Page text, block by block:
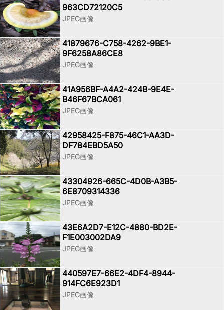
963CD72120C5
JPEG画像
41879676-C758-4262-9BE1-
9F6258A86CE8
JPEG画像
41A956BF-A4A2-424B-9E4E-
B46F67BCA061
JPEG画像
42958425-F875-46C1-AA3D-
DF784EBD5A50
JPEG画像
43304926-665C-4D0B-A3B5-
6E8709314336
JPEG画像
43E6A2D7-E12C-4880-BD2E-
F1E003002DA9
JPEG画像
440597E7-66E2-4DF4-8944-
914FC6E923D1
JPEG画像